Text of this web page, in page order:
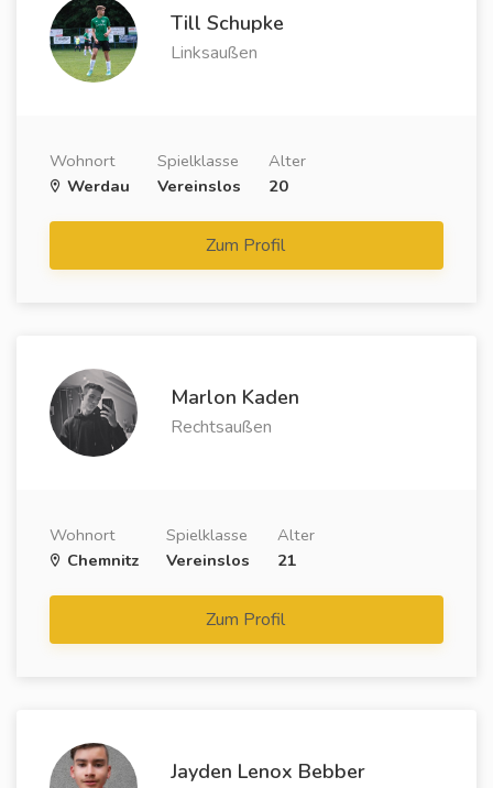
Till Schupke
Linksaußen
Wohnort
Werdau
Spielklasse
Vereinslos
Alter
20
Zum Profil
Marlon Kaden
Rechtsaußen
Wohnort
Chemnitz
Spielklasse
Vereinslos
Alter
21
Zum Profil
Jayden Lenox Bebber